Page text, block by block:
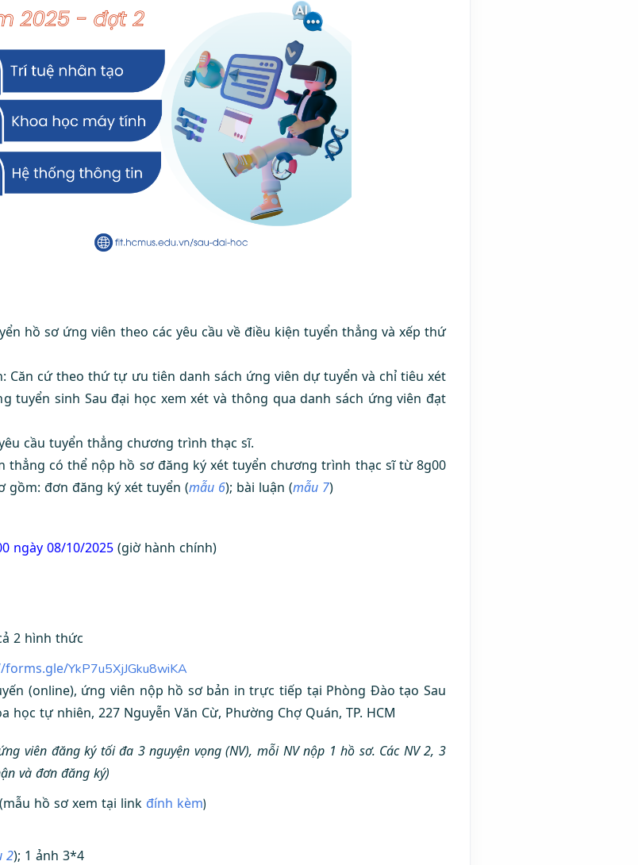
hồ sơ ứng viên theo các yêu cầu về điều kiện tuyển thẳng và xếp thứ
Căn cứ theo thứ tự ưu tiên danh sách ứng viên dự tuyển và chỉ tiêu xét
tuyển sinh Sau đại học xem xét và thông qua danh sách ứng viên đạt
cầu tuyển thẳng chương trình thạc sĩ.
thẳng có thể nộp hồ sơ đăng ký xét tuyển chương trình thạc sĩ từ 8g00
gồm: đơn đăng ký xét tuyển (mẫu 6); bài luận (mẫu 7)
ngày 08/10/2025 (giờ hành chính)
2 hình thức
forms.gle/YkP7u5XjJGku8wiKA
(online), ứng viên nộp hồ sơ bản in trực tiếp tại Phòng Đào tạo Sau
học tự nhiên, 227 Nguyễn Văn Cừ, Phường Chợ Quán, TP. HCM
viên đăng ký tối đa 3 nguyện vọng (NV), mỗi NV nộp 1 hồ sơ. Các NV 2, 3
và đơn đăng ký)
hồ sơ xem tại link đính kèm)
2); 1 ảnh 3*4